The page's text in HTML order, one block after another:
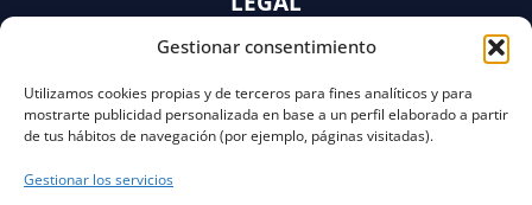
Gestionar consentimiento
Utilizamos cookies propias y de terceros para fines analíticos y para
mostrarte publicidad personalizada en base a un perfil elaborado a partir
de tus hábitos de navegación (por ejemplo, páginas visitadas).
Gestionar los servicios
AVISO LEGAL
Y AVISO DE PRIVACIDAD
POLÍTICA DE COOKIES